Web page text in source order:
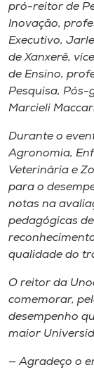
Selecione
A+
A-
pró-reitor de
Inovação,
Executivo,
de Xanxerê,
de Ensino,
Pesquisa, Pós-
Marcieli
Durante o
Agronomia,
Veterinária e
para o
notas na
pedagógicas
qualidade do
O reitor da
comemorar,
desempenho
maior
— Agradeço o